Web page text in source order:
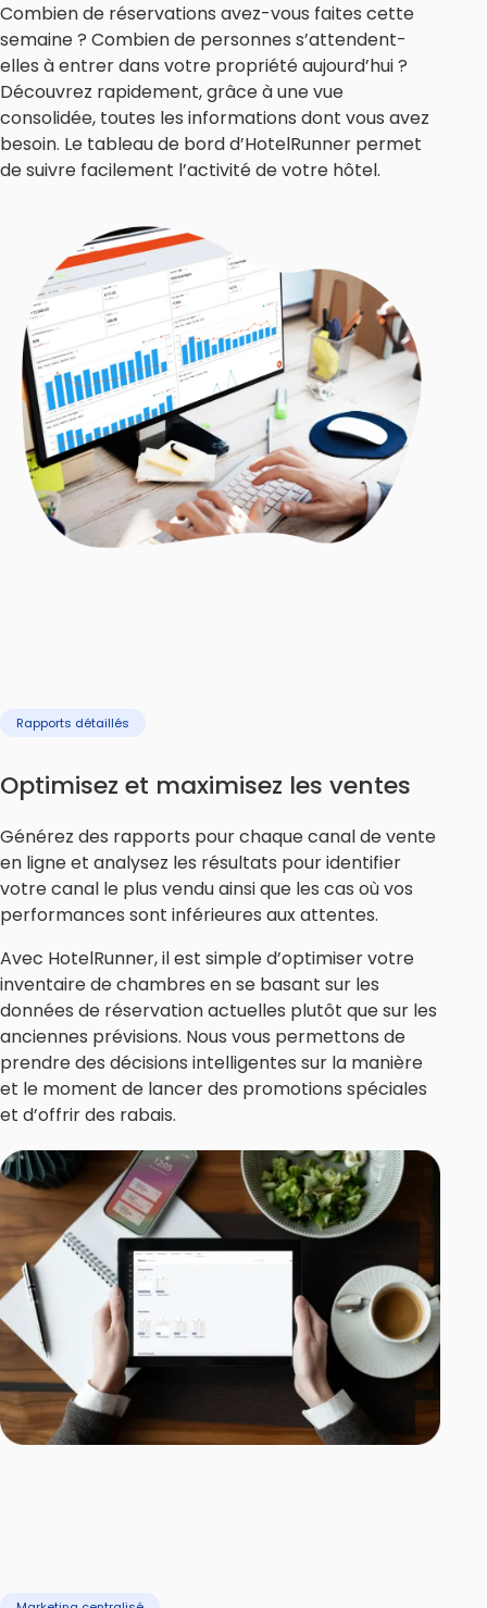
Combien de réservations avez-vous faites cette
semaine ? Combien de personnes s’attendent-
elles à entrer dans votre propriété aujourd’hui ?
Découvrez rapidement, grâce à une vue
consolidée, toutes les informations dont vous avez
besoin. Le tableau de bord d’HotelRunner permet
de suivre facilement l’activité de votre hôtel.
Rapports détaillés
Optimisez et maximisez les ventes
Générez des rapports pour chaque canal de vente
en ligne et analysez les résultats pour identifier
votre canal le plus vendu ainsi que les cas où vos
performances sont inférieures aux attentes.
Avec HotelRunner, il est simple d’optimiser votre
inventaire de chambres en se basant sur les
données de réservation actuelles plutôt que sur les
anciennes prévisions. Nous vous permettons de
prendre des décisions intelligentes sur la manière
et le moment de lancer des promotions spéciales
et d’offrir des rabais.